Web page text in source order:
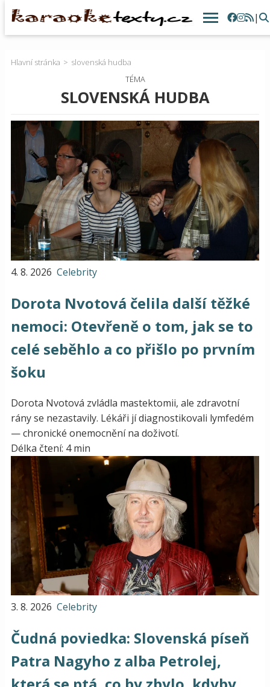
|
Hlavní stránka
slovenská hudba
TÉMA
SLOVENSKÁ HUDBA
4. 8. 2026 Celebrity
Dorota Nvotová čelila další těžké
nemoci: Otevřeně o tom, jak se to
celé seběhlo a co přišlo po prvním
šoku
Dorota Nvotová zvládla mastektomii, ale zdravotní
rány se nezastavily. Lékáři jí diagnostikovali lymfedém
— chronické onemocnění na doživotí.
Délka čtení: 4 min
3. 8. 2026 Celebrity
Čudná poviedka: Slovenská píseň
Patra Nagyho z alba Petrolej,